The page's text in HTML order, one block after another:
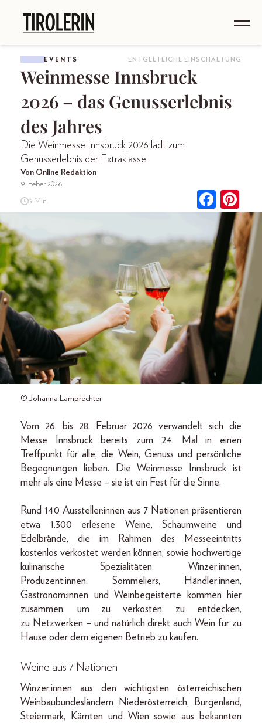
EVENTS ENTGELTLICHE EINSCHALTUNG
Weinmesse Innsbruck
2026 – das Genusserlebnis
des Jahres
Die Weinmesse Innsbruck 2026 lädt zum
Genusserlebnis der Extraklasse
Von Online Redaktion
9. Feber 2026
3 Min.
© Johanna Lamprechter
Vom 26. bis 28. Februar 2026 verwandelt sich die
Messe Innsbruck bereits zum 24. Mal in einen
Treffpunkt für alle, die Wein, Genuss und persönliche
Begegnungen lieben. Die Weinmesse Innsbruck ist
mehr als eine Messe – sie ist ein Fest für die Sinne.
Rund 140 Aussteller:innen aus 7 Nationen präsentieren
etwa 1.300 erlesene Weine, Schaumweine und
Edelbrände, die im Rahmen des Messeeintritts
kostenlos verkostet werden können, sowie hochwertige
kulinarische Spezialitäten. Winzer:innen,
Produzent:innen, Sommeliers, Händler:innen,
Gastronom:innen und Weinbegeisterte kommen hier
zusammen, um zu verkosten, zu entdecken,
zu Netzwerken – und natürlich direkt auch Wein für zu
Hause oder dem eigenen Betrieb zu kaufen.
Weine aus 7 Nationen
Winzer:innen aus den wichtigsten österreichischen
Weinbaubundesländern Niederösterreich, Burgenland,
Steiermark, Kärnten und Wien sowie aus bekannten